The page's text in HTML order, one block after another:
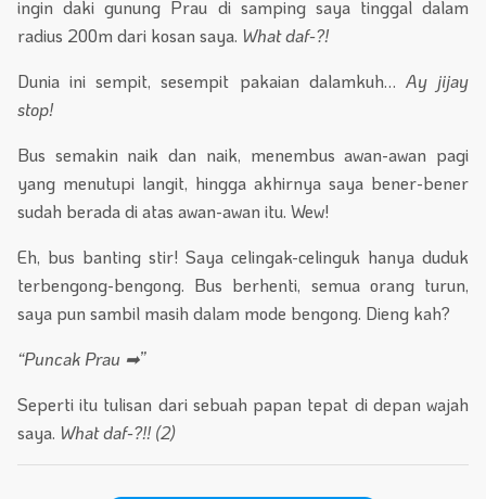
ingin daki gunung Prau di samping saya tinggal dalam
radius 200m dari kosan saya. What daf-?!
Dunia ini sempit, sesempit pakaian dalamkuh… Ay jijay
stop!
Bus semakin naik dan naik, menembus awan-awan pagi
yang menutupi langit, hingga akhirnya saya bener-bener
sudah berada di atas awan-awan itu. Wew!
Eh, bus banting stir! Saya celingak-celinguk hanya duduk
terbengong-bengong. Bus berhenti, semua orang turun,
saya pun sambil masih dalam mode bengong. Dieng kah?
“Puncak Prau ➡”
Seperti itu tulisan dari sebuah papan tepat di depan wajah
saya. What daf-?!! (2)